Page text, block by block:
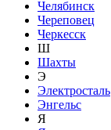
Челябинск
Череповец
Черкесск
Ш
Шахты
Э
Электросталь
Энгельс
Я